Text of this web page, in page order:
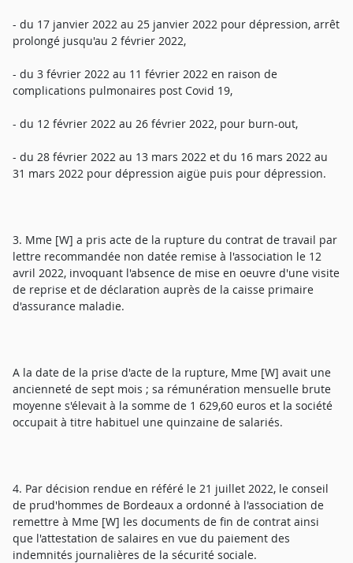
- du 17 janvier 2022 au 25 janvier 2022 pour dépression, arrêt
prolongé jusqu'au 2 février 2022,
- du 3 février 2022 au 11 février 2022 en raison de
complications pulmonaires post Covid 19,
- du 12 février 2022 au 26 février 2022, pour burn-out,
- du 28 février 2022 au 13 mars 2022 et du 16 mars 2022 au
31 mars 2022 pour dépression aigüe puis pour dépression.
3. Mme [W] a pris acte de la rupture du contrat de travail par
lettre recommandée non datée remise à l'association le 12
avril 2022, invoquant l'absence de mise en oeuvre d'une visite
de reprise et de déclaration auprès de la caisse primaire
d'assurance maladie.
A la date de la prise d'acte de la rupture, Mme [W] avait une
ancienneté de sept mois ; sa rémunération mensuelle brute
moyenne s'élevait à la somme de 1 629,60 euros et la société
occupait à titre habituel une quinzaine de salariés.
4. Par décision rendue en référé le 21 juillet 2022, le conseil
de prud'hommes de Bordeaux a ordonné à l'association de
remettre à Mme [W] les documents de fin de contrat ainsi
que l'attestation de salaires en vue du paiement des
indemnités journalières de la sécurité sociale.